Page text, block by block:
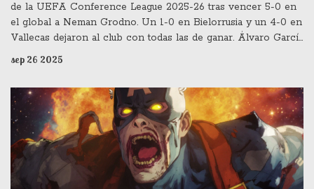
de la UEFA Conference League 2025-26 tras vencer 5-0 en
el global a Neman Grodno. Un 1-0 en Bielorrusia y un 4-0 en
Vallecas dejaron al club con todas las de ganar. Álvaro García
fue la figura, anotando tres de los cinco goles. La clasificación
abre la puerta a un nuevo reto europeo en octubre.
sep 26 2025